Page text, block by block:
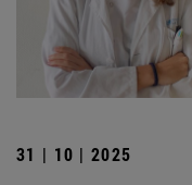
31 | 10 | 2025